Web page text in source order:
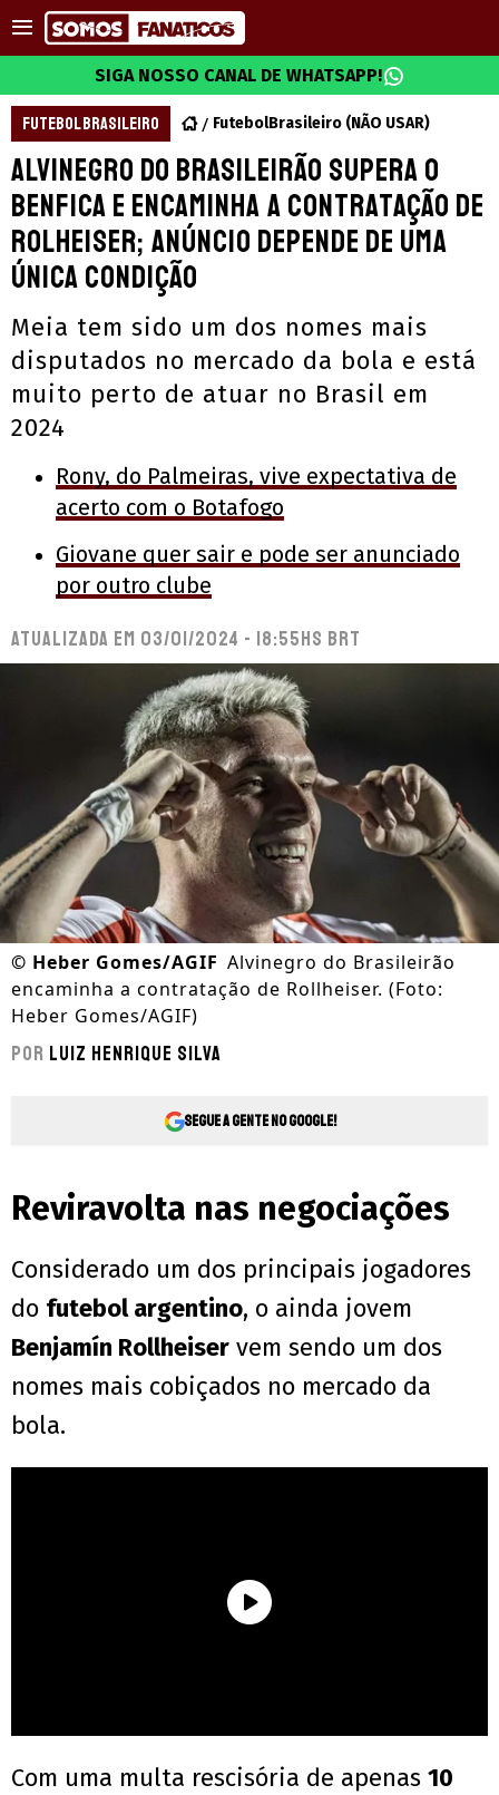
SIGA NOSSO CANAL DE WHATSAPP!
FUTEBOL BRASILEIRO FutebolBrasileiro (NÃO USAR)
Alvinegro do Brasileirão supera o
Benfica e encaminha a contratação de
Rolheiser; Anúncio depende de uma
única condição
Meia tem sido um dos nomes mais
disputados no mercado da bola e está
muito perto de atuar no Brasil em
2024
Rony, do Palmeiras, vive expectativa de
acerto com o Botafogo
Giovane quer sair e pode ser anunciado
por outro clube
Atualizada em 03/01/2024 - 18:55hs BRT
© Heber Gomes/AGIF Alvinegro do Brasileirão
encaminha a contratação de Rollheiser. (Foto:
Heber Gomes/AGIF)
Por Luiz Henrique Silva
Segue a gente no Google!
Reviravolta nas negociações
Considerado um dos principais jogadores
do futebol argentino, o ainda jovem
Benjamín Rollheiser vem sendo um dos
nomes mais cobiçados no mercado da
bola.
Com uma multa rescisória de apenas 10